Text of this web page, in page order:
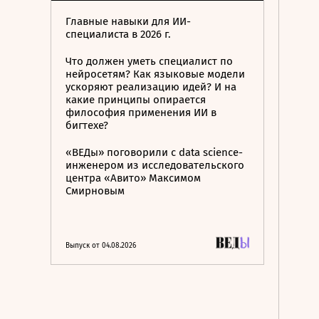
Главные навыки для ИИ-
специалиста в 2026 г.
Что должен уметь специалист по
нейросетям? Как языковые модели
ускоряют реализацию идей? И на
какие принципы опирается
философия применения ИИ в
бигтехе?
«ВЕДы» поговорили с data science-
инженером из исследовательского
центра «Авито» Максимом
Смирновым
Выпуск от 04.08.2026